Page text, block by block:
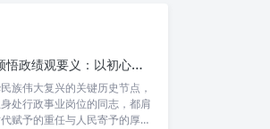
深刻领悟政绩观要义：以初心坚守铸就人民满意政绩
族伟大复兴的关键历史节点，
处行政事业岗位的同志，都肩
赋予的重任与人民寄予的厚